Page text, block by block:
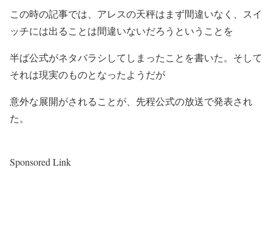
この時の記事では、アレスの天秤はまず間違いなく、スイ
ッチには出ることは間違いないだろうということを
半ば公式がネタバラシしてしまったことを書いた。そして
それは現実のものとなったようだが
意外な展開がされることが、先程公式の放送で発表され
た。
Sponsored Link